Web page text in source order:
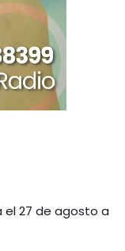
el 27 de agosto a